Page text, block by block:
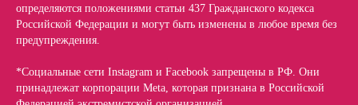
определяются положениями статьи 437 Гражданского кодекса
Российской Федерации и могут быть изменены в любое время без
предупреждения.
*Социальные сети Instagram и Facebook запрещены в РФ. Они
принадлежат корпорации Meta, которая признана в Российской